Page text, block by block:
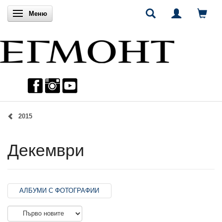
Включи навигацията
Меню
2015
Декември
АЛБУМИ С ФОТОГРАФИИ